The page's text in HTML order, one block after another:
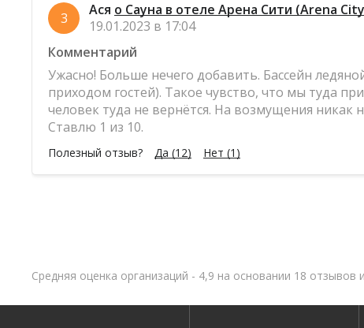
3 Ася о Сауна в отеле Арена Сити (Arena
19.01.2023 в 17:04
Комментарий
Ужасно! Больше нечего добавить. Бассейн
приходом гостей). Такое чувство, что мы туда
человек туда не вернётся. На возмущения
Ставлю 1 из 10.
Полезный отзыв? Да (12) Нет (1)
Средняя оценка организаций - 4,9 на основании 18 отзывов